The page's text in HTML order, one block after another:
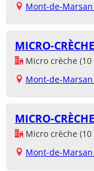
Mont-de-Marsan
MICRO-
Micro crèche (10
Mont-de-Marsan
MICRO-
Micro crèche (10
Mont-de-Marsan